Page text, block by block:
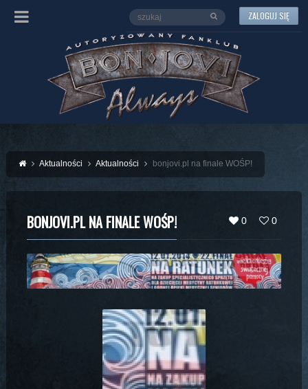
ZALOGUJ SIĘ
Aktualności Aktualności bonjovi.pl na finale WOŚP!
0 0
BONJOVI.PL NA FINALE WOŚP!